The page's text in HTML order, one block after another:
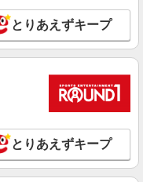
円
詳細を見る
1,500円（資格・経験によ
寒6条
とりあえずキープ
とりあえずキープ